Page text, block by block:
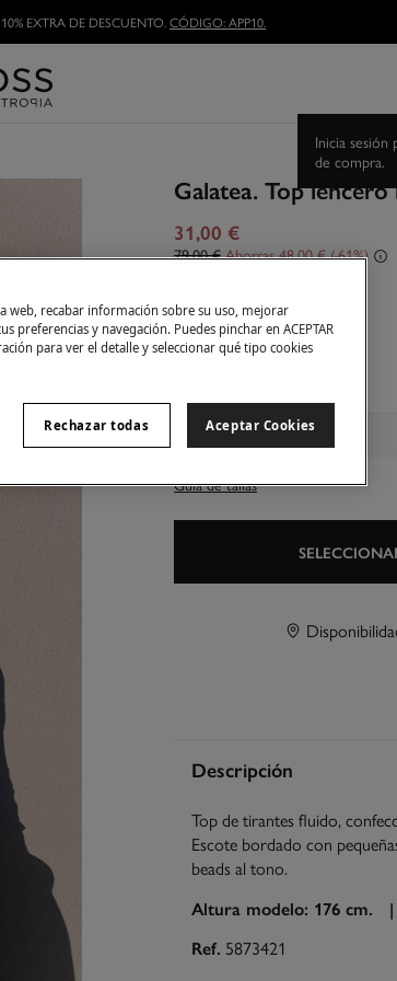
DE LAS VENTAJAS
Galatea. Top
31,00 €
79,00 € Ahorras 48,00 € 61
XS
S
Guía de tallas
Descripción
Top de tirantes fluido,
Escote bordado con
beads al tono.
Altura modelo: 176 cm. |
Ref. 5873421
web, recabar información sobre su uso, mejorar
y navegación. Puedes pinchar en ACEPTAR
para ver el detalle y seleccionar qué tipo cookies
Rechazar todas Aceptar Cookies